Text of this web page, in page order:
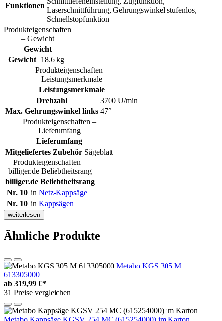
Funktionen
Laserschnittführung, Gehrungswinkel stufenlos,
Schnellstopfunktion
Produkteigenschaften
– Gewicht
Gewicht
Gewicht
18.6 kg
Produkteigenschaften –
Leistungsmerkmale
Leistungsmerkmale
Drehzahl
3700 U/min
Max. Gehrungswinkel links 47°
Produkteigenschaften –
Lieferumfang
Lieferumfang
Mitgeliefertes Zubehör Sägeblatt
Produkteigenschaften –
billiger.de Beliebtheitsrang
billiger.de Beliebtheitsrang
Nr. 10 in Netz-Kappsäge
Nr. 10 in Kappsägen
weiterlesen
Ähnliche Produkte
Metabo KGS 305 M
613305000
ab 319,99 €*
31 Preise vergleichen